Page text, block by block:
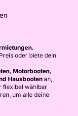
oder biete dein
Motorbooten,
Hausbooten an,
flexibel wählbar
um alle deine